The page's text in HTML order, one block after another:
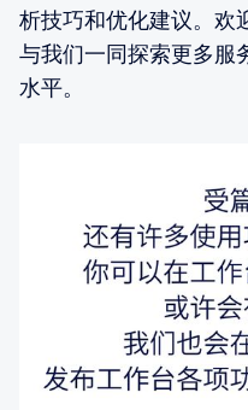
析技巧和优化建议。欢
与我们一同探索更多服
水平。